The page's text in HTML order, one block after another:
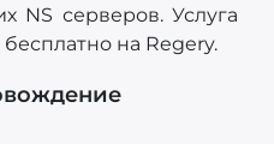
NS серверов. Услуга
на Regery.